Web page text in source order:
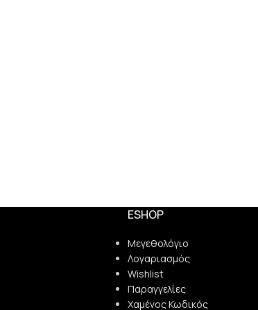
ESHOP
Μεγεθολόγιο
Λογαριασμός
Wishlist
Παραγγελίες
Χαμένος Κωδικός